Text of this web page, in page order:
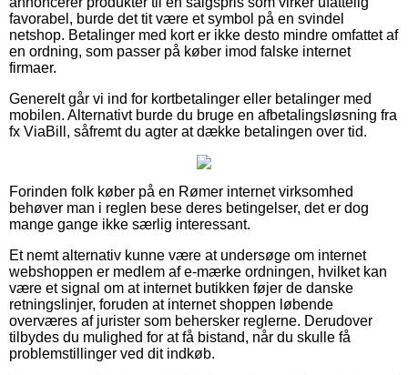
favorabel, burde det tit være et symbol på en svindel
netshop. Betalinger med kort er ikke desto mindre omfattet af
en ordning, som passer på køber imod falske internet
firmaer.
Generelt går vi ind for kortbetalinger eller betalinger med
mobilen. Alternativt burde du bruge en afbetalingsløsning fra
fx ViaBill, såfremt du agter at dække betalingen over tid.
Forinden folk køber på en Rømer internet virksomhed
behøver man i reglen bese deres betingelser, det er dog
mange gange ikke særlig interessant.
Et nemt alternativ kunne være at undersøge om internet
webshoppen er medlem af e-mærke ordningen, hvilket kan
være et signal om at internet butikken føjer de danske
retningslinjer, foruden at internet shoppen løbende
overværes af jurister som behersker reglerne. Derudover
tilbydes du mulighed for at få bistand, når du skulle få
problemstillinger ved dit indkøb.